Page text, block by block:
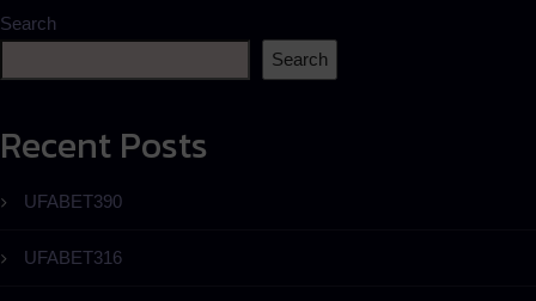
Search
Search
Recent Posts
UFABET390
UFABET316